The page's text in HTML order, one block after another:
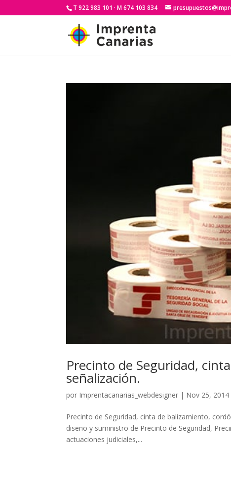
T 922 983 101 · M 674 103 834
Precinto de Seguridad,
señalización.
por Imprentacanarias_webdesigner | Nov 25, 2014
Precinto de Seguridad, cinta de balizamiento,
diseño y suministro de Precinto de Seguridad,
actuaciones judiciales,...